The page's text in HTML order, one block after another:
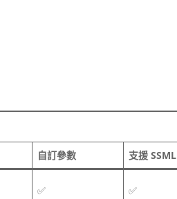
自訂參數 支援 SSML
✅ ✅